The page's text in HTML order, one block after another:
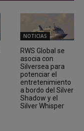
NOTICIAS
RWS Global se
asocia con
Silversea para
potenciar el
entretenimiento
a bordo del Silver
Shadow y el
Silver Whisper